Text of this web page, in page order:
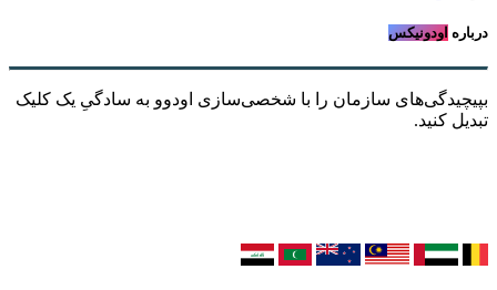
درباره اودونیکس
بپیچیدگی‌های سازمان را با شخصی‌سازی اودوو به سادگیِ یک کلیک
تبدیل کنید.